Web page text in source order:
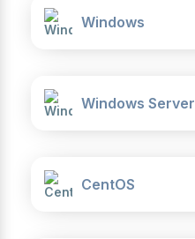
Windows
Windows Server
CentOS